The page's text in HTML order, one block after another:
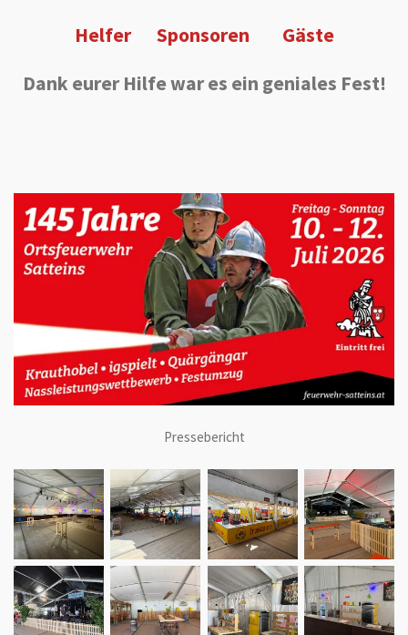
Helfer Sponsoren Gäste
Dank eurer Hilfe war es ein geniales Fest!
Pressebericht